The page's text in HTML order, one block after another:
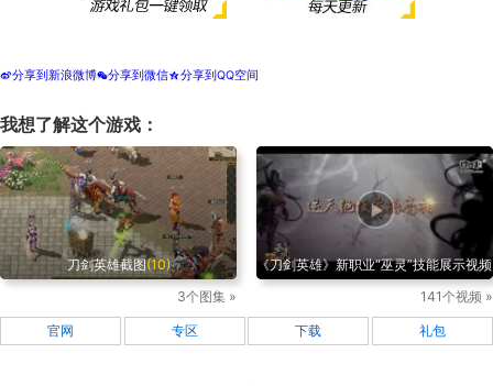
t分享到新浪微博w分享到微信z分享到QQ空间
我想了解这个游戏：
刀剑英雄截图(10)
3个图集 »
《刀剑英雄》新职业“巫灵”技能展示视频
141个视频 »
官网 专区 下载 礼包